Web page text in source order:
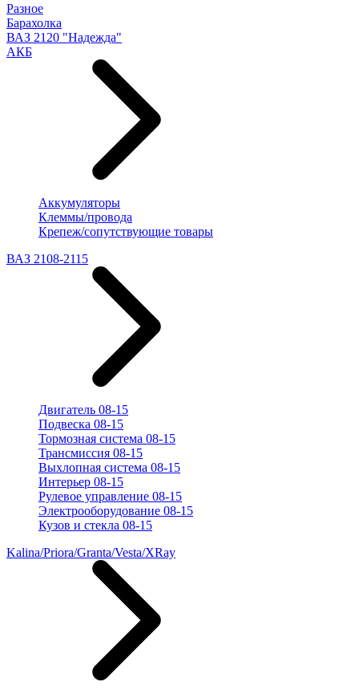
Разное
Барахолка
ВАЗ 2120 "Надежда"
АКБ
Аккумуляторы
Клеммы/провода
Крепеж/сопутствующие товары
ВАЗ 2108-2115
Двигатель 08-15
Подвеска 08-15
Тормозная система 08-15
Трансмиссия 08-15
Выхлопная система 08-15
Интерьер 08-15
Рулевое управление 08-15
Электрооборудование 08-15
Кузов и стекла 08-15
Kalina/Priora/Granta/Vesta/XRay